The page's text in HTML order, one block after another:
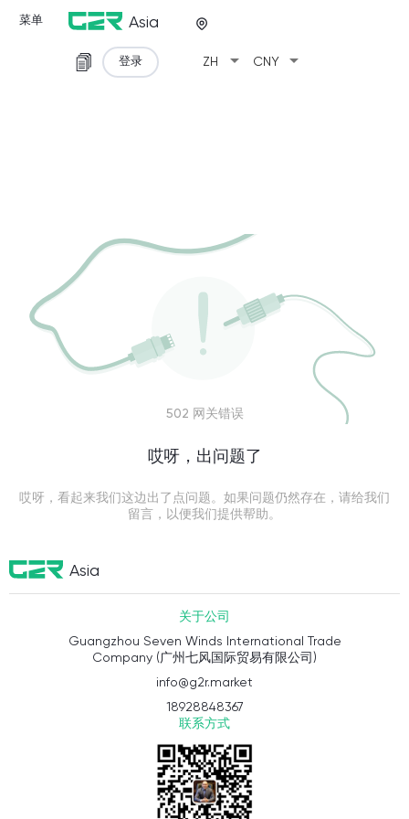
菜单 Asia
ZH arrow_drop_down CNY arrow_drop_down
登录
502 网关错误
哎呀，出问题了
哎呀，看起来我们这边出了点问题。如果问题仍然存在，请给我们
留言，以便我们提供帮助。
Asia
关于公司
Guangzhou Seven Winds International Trade
Company (广州七风国际贸易有限公司)
info@g2r.market
18928848367
联系方式